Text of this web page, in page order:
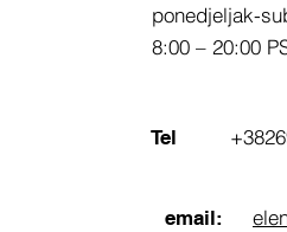
ponedjeljak-
8:00 – 20:00
Tel
email: